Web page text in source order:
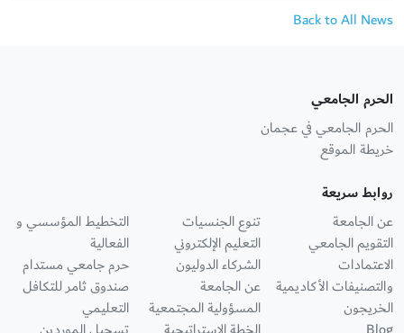
Back to All News
الحرم الجامعي
الحرم الجامعي في عجمان
خريطة الموقع
روابط سريعة
عن الجامعة
التقويم الجامعي
الاعتمادات
والتصنيفات الأكاديمية
الخريجون
تنوع الجنسيات
التعليم الإلكتروني
الشركاء الدوليون
عن الجامعة
المسؤولية المجتمعية
التخطيط المؤسسي و
الفعالية
حرم جامعي مستدام
صندوق ثامر للتكافل
التعليمي